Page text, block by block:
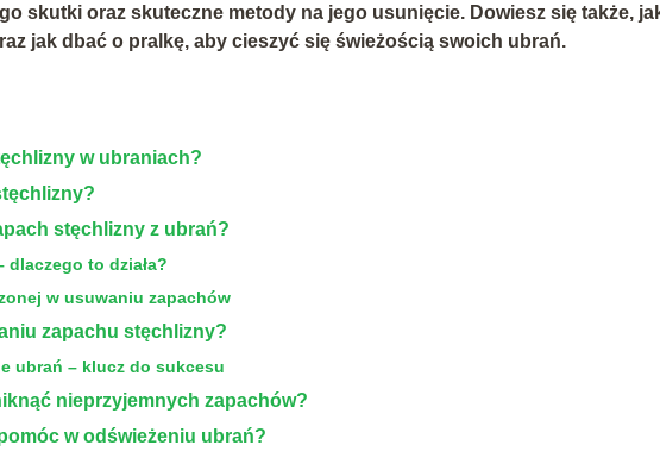
skutki oraz skuteczne metody na jego usunięcie. Dowiesz się także,
jak dbać o pralkę, aby cieszyć się świeżością swoich ubrań.
w ubraniach?
stęchlizny z ubrań?
dlaczego to działa?
w usuwaniu zapachów
zapachu stęchlizny?
ubrań – klucz do sukcesu
nieprzyjemnych zapachów?
w odświeżeniu ubrań?